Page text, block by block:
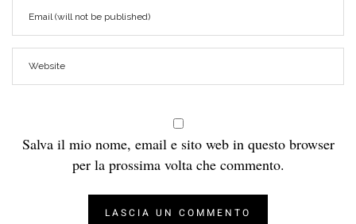
Salva il mio nome, email e sito web in questo browser
per la prossima volta che commento.